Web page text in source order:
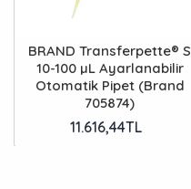
BRAND Transferpette® S
10-100 µL Ayarlanabilir
Otomatik Pipet (Brand
705874)
11.616,44TL